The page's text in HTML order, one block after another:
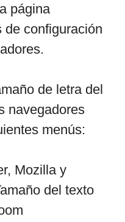
página
de configuración
de letra del
navegadores
menús:
Mozilla y
del texto